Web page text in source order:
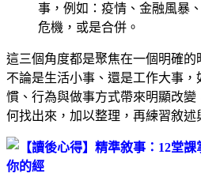
事，例如：疫情、金融風暴
危機，或是合併。
這三個角度都是聚焦在一個明確的
不論是生活小事、還是工作大事
慣、行為與做事方式帶來明顯改
何找出來，加以整理，再練習敘述